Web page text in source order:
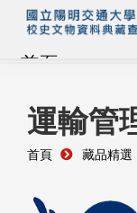
首頁
藏品查詢
校史館簡介
運輸管
首頁 藏品精選